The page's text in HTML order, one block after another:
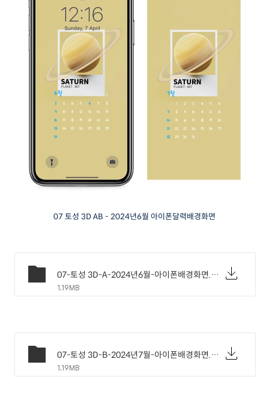
07 토성 3D AB - 2024년6월 아이폰달력배경화면
07-토성 3D-A-2024년6월-아이폰배경화면.png
1.19MB
07-토성 3D-B-2024년7월-아이폰배경화면.png
1.19MB